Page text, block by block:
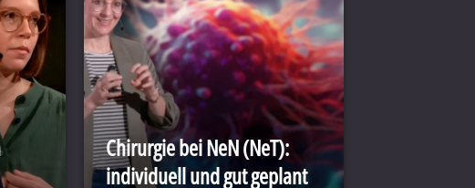
Chirurgie bei NeN (NeT):
individuell und gut geplant